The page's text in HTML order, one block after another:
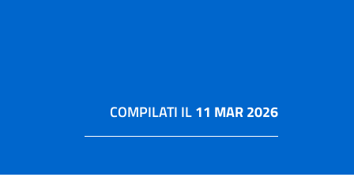
COMPILATI IL11 MAR 2026